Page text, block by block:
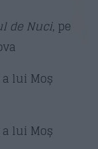
de Nuci, pe
lui Moș
lui Moș